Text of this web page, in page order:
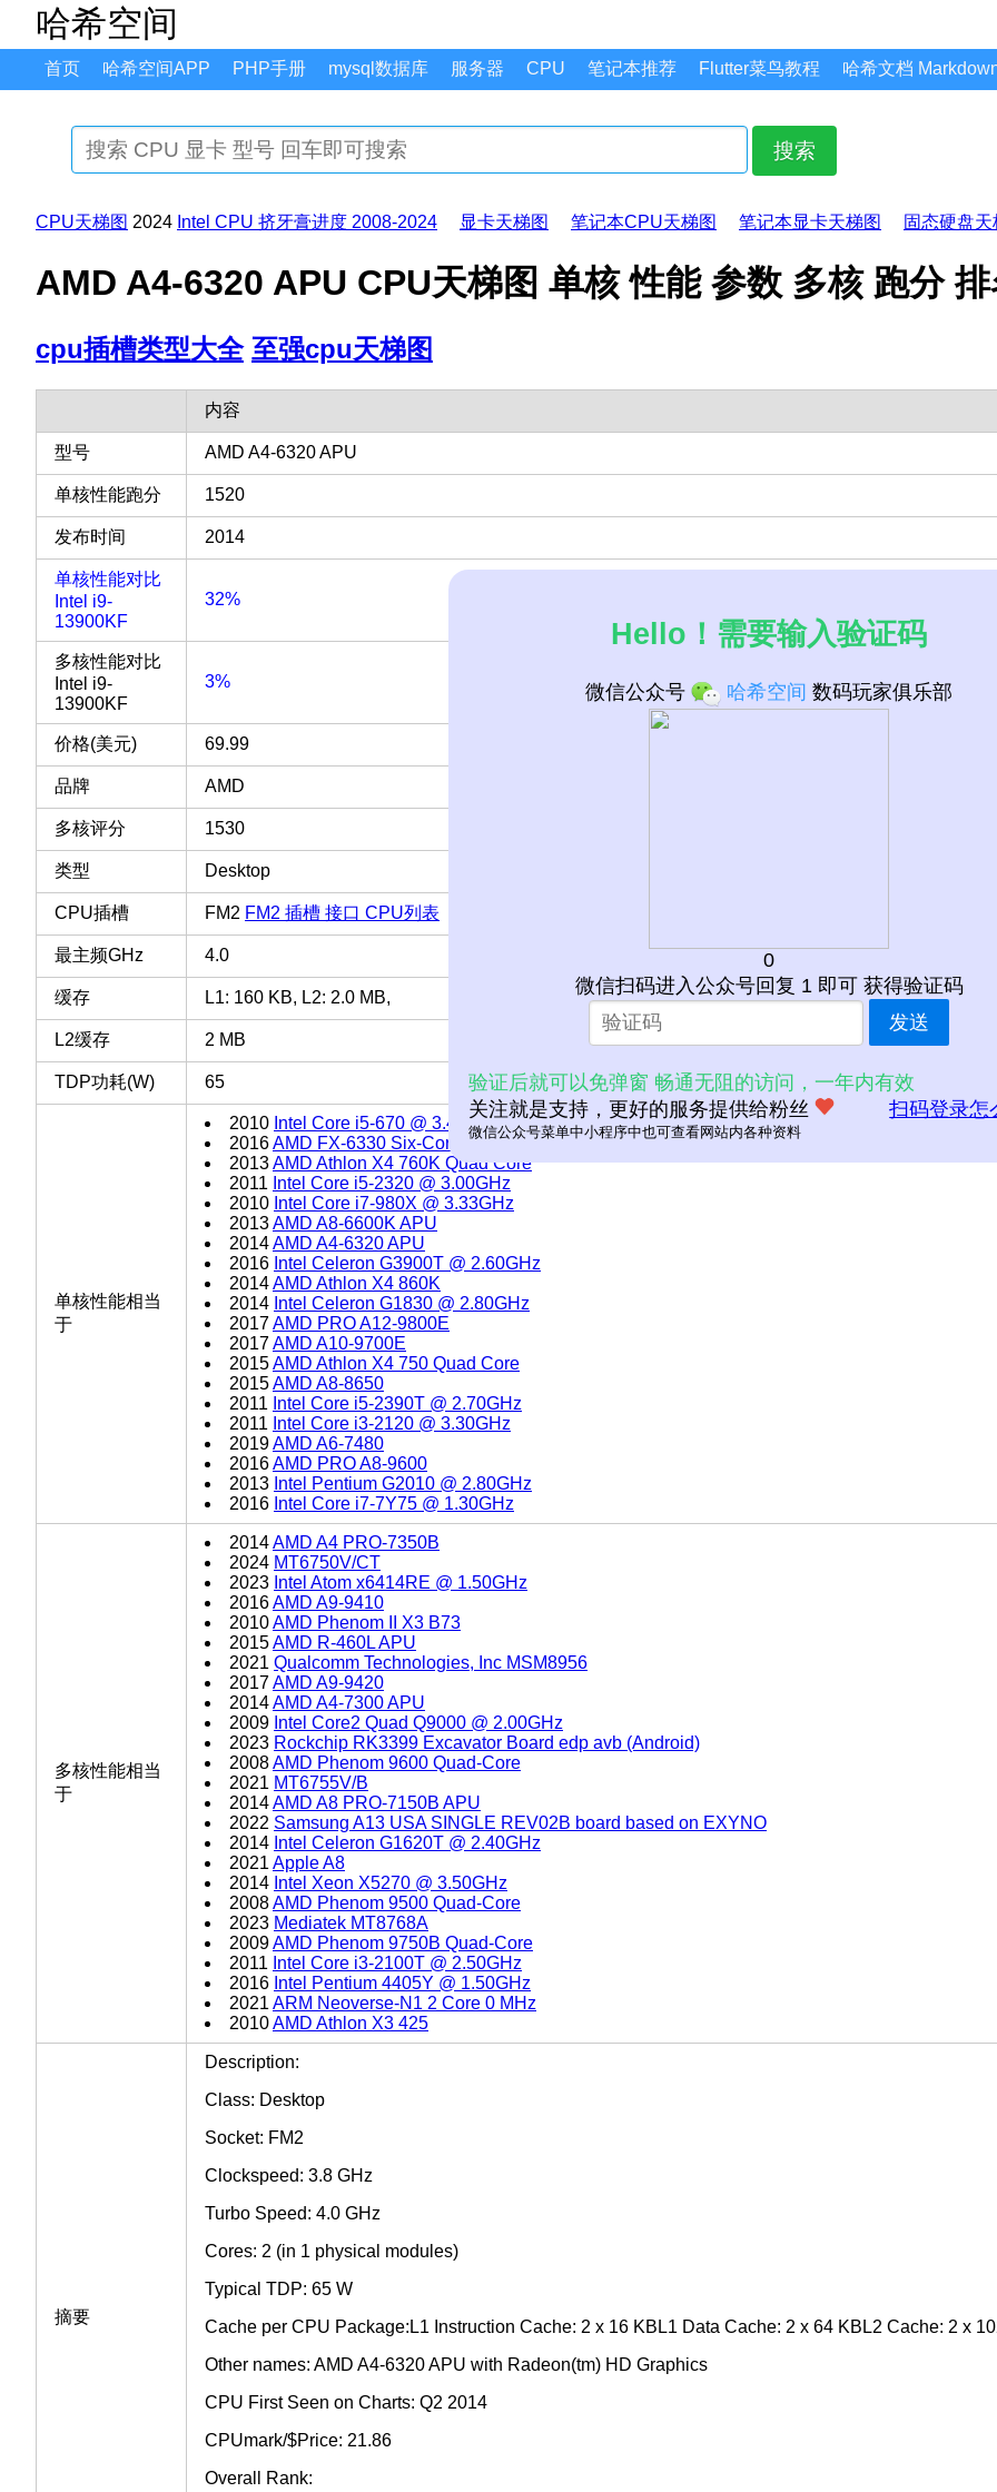
哈希空间
首页 哈希空间APP PHP手册 mysql数据库 服务器 CPU 笔记本推荐 Flutter菜鸟教程 哈希文档
搜索
CPU天梯图 2024 Intel CPU 挤牙膏进度 2008-2024 显卡天梯图 笔记本CPU天梯图 笔记本显卡天梯图 固态硬盘天
AMD A4-6320 APU CPU天梯图 单核 性能 参数 多核 跑分
cpu插槽类型大全 至强cpu天梯图
内容
型号 AMD A4-6320 APU
单核性能跑分 1520
发布时间 2014
单核性能对比
Intel i9-
13900KF
32%
多核性能对比
Intel i9-
13900KF
3%
价格(美元) 69.99
品牌 AMD
多核评分 1530
类型 Desktop
CPU插槽 FM2 FM2 插槽 接口 CPU列表
最主频GHz 4.0
缓存 L1: 160 KB, L2: 2.0 MB,
L2缓存 2 MB
TDP功耗(W) 65
单核性能相当
于
2010 Intel Core i5-670 @ 3.47GHz
2016AMD FX-6330 Six-Core
2013AMD Athlon X4 760K Quad Core
2011 Intel Core i5-2320 @ 3.00GHz
2010 Intel Core i7-980X @ 3.33GHz
2013AMD A8-6600K APU
2014AMD A4-6320 APU
2016 Intel Celeron G3900T @ 2.60GHz
2014AMD Athlon X4 860K
2014 Intel Celeron G1830 @ 2.80GHz
2017AMD PRO A12-9800E
2017AMD A10-9700E
2015AMD Athlon X4 750 Quad Core
2015AMD A8-8650
2011 Intel Core i5-2390T @ 2.70GHz
2011 Intel Core i3-2120 @ 3.30GHz
2019AMD A6-7480
2016AMD PRO A8-9600
2013 Intel Pentium G2010 @ 2.80GHz
2016 Intel Core i7-7Y75 @ 1.30GHz
多核性能相当
于
2014AMD A4 PRO-7350B
2024 MT6750V/CT
2023 Intel Atom x6414RE @ 1.50GHz
2016AMD A9-9410
2010AMD Phenom II X3 B73
2015AMD R-460L APU
2021 Qualcomm Technologies, Inc MSM8956
2017AMD A9-9420
2014AMD A4-7300 APU
2009 Intel Core2 Quad Q9000 @ 2.00GHz
2023 Rockchip RK3399 Excavator Board edp avb (Android)
2008AMD Phenom 9600 Quad-Core
2021 MT6755V/B
2014AMD A8 PRO-7150B APU
2022 Samsung A13 USA SINGLE REV02B board based on EXYNO
2014 Intel Celeron G1620T @ 2.40GHz
2021 Apple A8
2014 Intel Xeon X5270 @ 3.50GHz
2008AMD Phenom 9500 Quad-Core
2023 Mediatek MT8768A
2009AMD Phenom 9750B Quad-Core
2011 Intel Core i3-2100T @ 2.50GHz
2016 Intel Pentium 4405Y @ 1.50GHz
2021 ARM Neoverse-N1 2 Core 0 MHz
2010AMD Athlon X3 425
摘要
Description:
Class: Desktop
Socket: FM2
Clockspeed: 3.8 GHz
Turbo Speed: 4.0 GHz
Cores: 2 (in 1 physical modules)
Typical TDP: 65 W
Cache per CPU Package:L1 Instruction Cache: 2 x 16 KBL1 Data Cache: 2 x 64 KBL2 Cache: 2 x
Other names: AMD A4-6320 APU with Radeon(tm) HD Graphics
CPU First Seen on Charts: Q2 2014
CPUmark/$Price: 21.86
Overall Rank:
Hello！需要输入验证码
微信公众号 哈希空间 数码玩家俱乐部
0
微信扫码进入公众号回复 1 即可 获得验证码
发送
验证后就可以免弹窗 畅通无阻的访问，一年内有效
关注就是支持，更好的服务提供给粉丝
扫码登录怎
微信公众号菜单中小程序中也可查看网站内各种资料